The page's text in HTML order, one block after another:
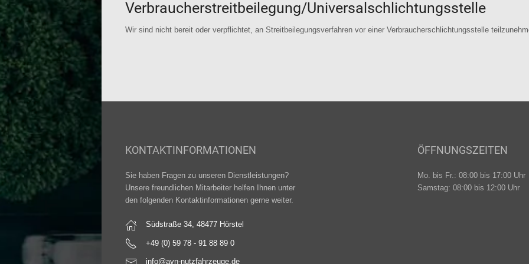
Verbraucher­streit­beilegung/Universal­schlichtungs­stelle
Wir sind nicht bereit oder verpflichtet, an Streitbeilegungsverfahren vor einer Verbraucherschlichtungsstelle
KONTAKTINFORMATIONEN
Sie haben Fragen zu unseren Dienstleistungen?
Unsere freundlichen Mitarbeiter helfen Ihnen unter
den folgenden Kontaktinformationen gerne weiter.
Südstraße 34, 48477 Hörstel
+49 (0) 59 78 - 91 88 89 0
info@avn-nutzfahrzeuge.de
ÖFFNUNGSZEITEN
Mo. bis Fr.: 08:00 bis 17:00 Uhr
Samstag: 08:00 bis 12:00 Uhr